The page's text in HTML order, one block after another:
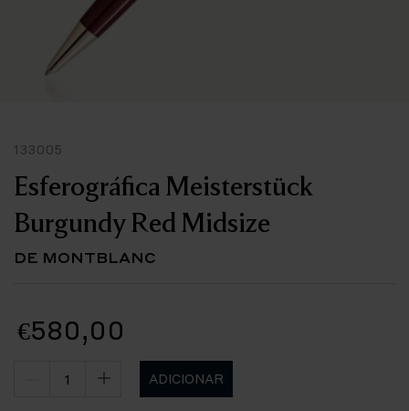
133005
Esferográfica Meisterstück
Burgundy Red Midsize
DE MONTBLANC
€580,00
ADICIONAR